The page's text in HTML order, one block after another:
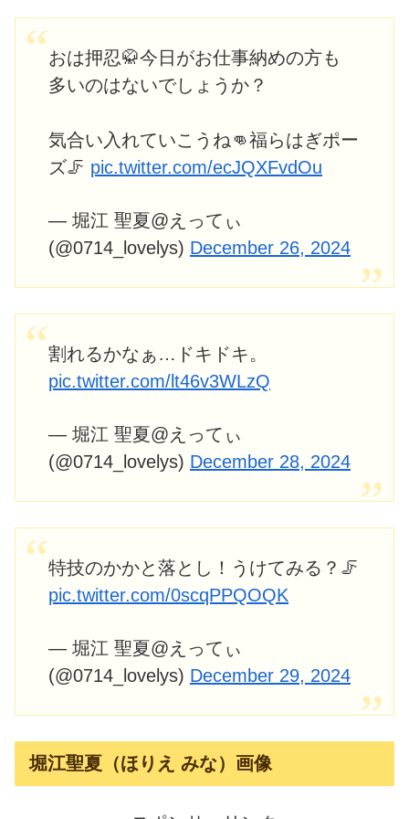
おは押忍🥋今日がお仕事納めの方も
多いのはないでしょうか？
気合い入れていこうね👊福らはぎポー
ズ🦵 pic.twitter.com/ecJQXFvdOu
— 堀江 聖夏@えってぃ
(@0714_lovelys) December 26, 2024
割れるかなぁ…ドキドキ。
pic.twitter.com/lt46v3WLzQ
— 堀江 聖夏@えってぃ
(@0714_lovelys) December 28, 2024
特技のかかと落とし！うけてみる？🦵
pic.twitter.com/0scqPPQOQK
— 堀江 聖夏@えってぃ
(@0714_lovelys) December 29, 2024
堀江聖夏（ほりえ みな）画像